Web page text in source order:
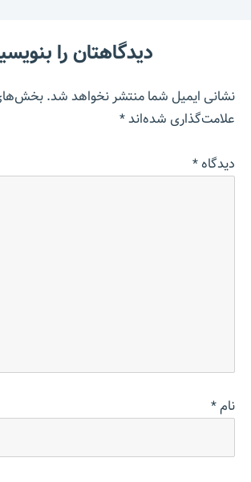
دیدگاهتان را
نشانی ایمیل شما منتشر نخواهد شد.بخش‌های
علامت‌گذاری شده‌اند*
دیدگاه*
نام*